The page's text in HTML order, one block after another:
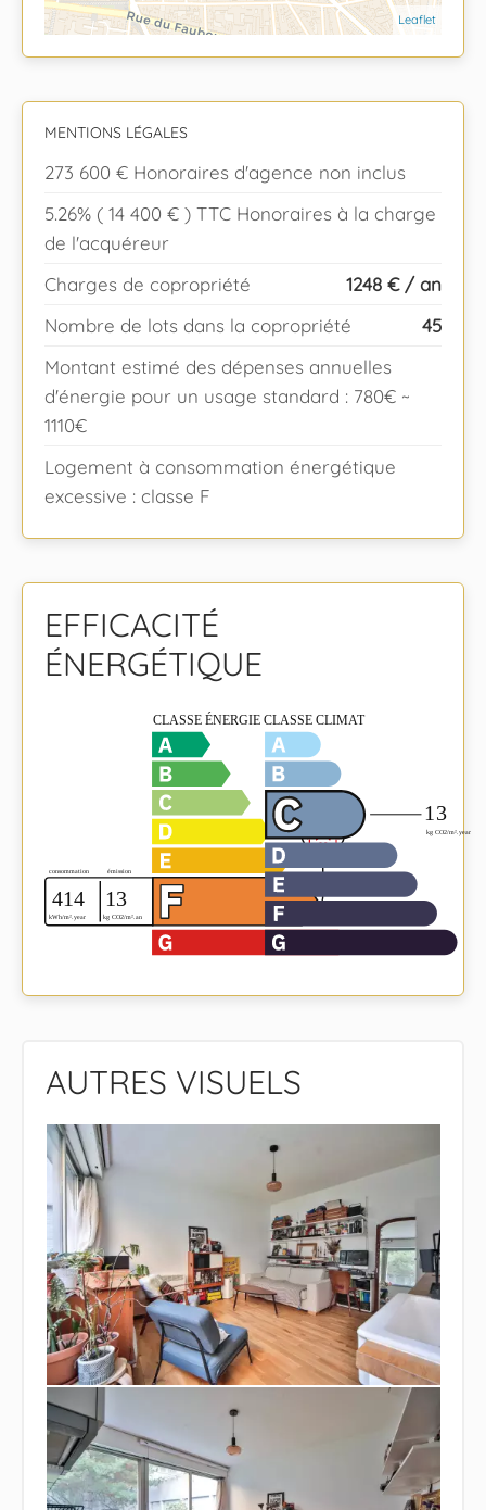
Leaflet
MENTIONS LÉGALES
273 600 € Honoraires d'agence non inclus
5.26% ( 14 400 € ) TTC Honoraires à la charge
de l'acquéreur
Charges de copropriété
1248 € / an
Nombre de lots dans la copropriété
45
Montant estimé des dépenses annuelles
d'énergie pour un usage standard : 780€ ~
1110€
Logement à consommation énergétique
excessive : classe F
EFFICACITÉ
ÉNERGÉTIQUE
AUTRES VISUELS